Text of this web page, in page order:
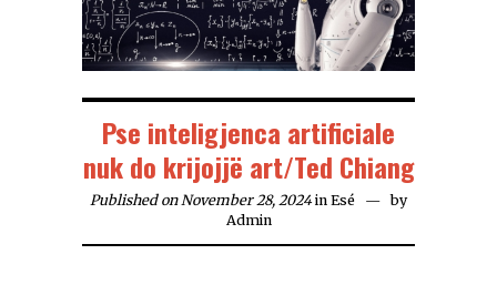
Pse inteligjenca artificiale
nuk do krijojjë art/Ted Chiang
Published on November 28, 2024 in Esé
by
Admin